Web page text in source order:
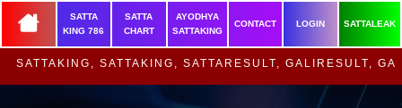
SATTA
KING 786
SATTA
CHART
AYODHYA
SATTAKING
CONTACT LOGIN SATTALEAK
SATTAKING, SATTARESULT, GALIRESULT, GALI